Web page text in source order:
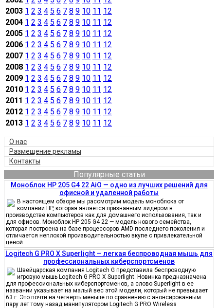
2003 1 2 3 4 5 6 7 8 9 10 11 12
2004 1 2 3 4 5 6 7 8 9 10 11 12
2005 1 2 3 4 5 6 7 8 9 10 11 12
2006 1 2 3 4 5 6 7 8 9 10 11 12
2007 1 2 3 4 5 6 7 8 9 10 11 12
2008 1 2 3 4 5 6 7 8 9 10 11 12
2009 1 2 3 4 5 6 7 8 9 10 11 12
2010 1 2 3 4 5 6 7 8 9 10 11 12
2011 1 2 3 4 5 6 7 8 9 10 11 12
2012 1 2 3 4 5 6 7 8 9 10 11 12
2013 1 2 3 4 5 6 7 8 9 10 11 12
О нас
Размещение рекламы
Контакты
Популярные статьи
Моноблок HP 205 G4 22 AiO — одно из лучших решений для
офисной и удаленной работы
В настоящем обзоре мы рассмотрим модель моноблока от
компании HP, которая является признанным лидером в
производстве компьютеров как для домашнего использования, так и
для офисов. Моноблок HP 205 G4 22 — модель нового семейства,
которая построена на базе процессоров AMD последнего поколения и
отличается неплохой производительностью вкупе с привлекательной
ценой
Logitech G PRO X Superlight — легкая беспроводная мышь для
профессиональных киберспортсменов
Швейцарская компания Logitech G представила беспроводную
игровую мышь Logitech G PRO X Superlight. Новинка предназначена
для профессиональных киберспортсменов, а слово Superlight в ее
названии указывает на малый вес этой модели, который не превышает
63 г. Это почти на четверть меньше по сравнению с анонсированным
пару лет тому назад манипулятором Logitech G PRO Wireless